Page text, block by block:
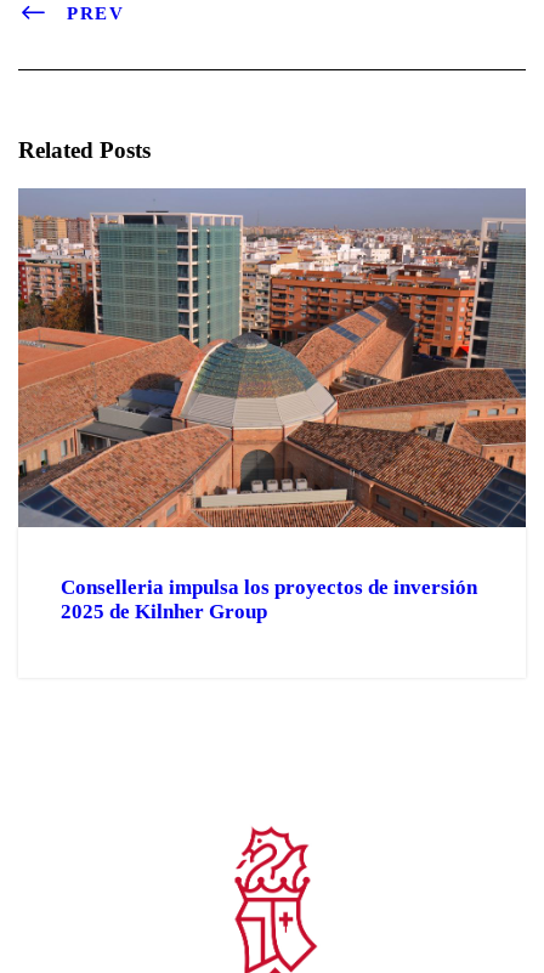
PREV
Related Posts
Conselleria impulsa los proyectos de inversión
2025 de Kilnher Group